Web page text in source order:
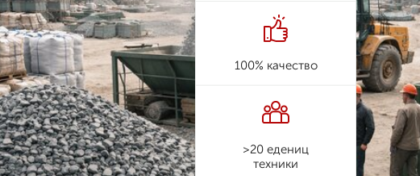
100% качество
>20 едениц
техники